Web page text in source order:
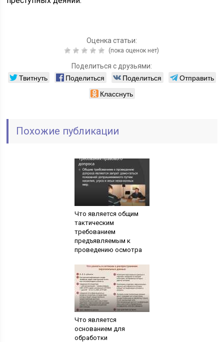
Оценка статьи:
(пока оценок нет)
Поделиться с друзьями:
Твитнуть Поделиться Поделиться
Отправить
Класснуть
Похожие публикации
Что является общим
тактическим
требованием
предъявляемым к
проведению осмотра
Что является
основанием для
обработки